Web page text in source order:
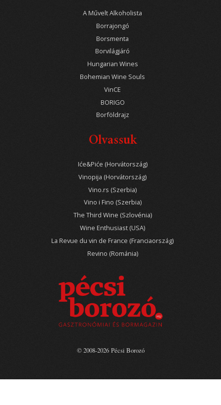
A Művelt Alkoholista
Borrajongó
Borsmenta
Borvilágjáró
Hungarian Wines
Bohemian Wine Souls
VinCE
BORIGO
Borföldrajz
Olvassuk
Iće&Piće (Horvátország)
Vinopija (Horvátország)
Vino.rs (Szerbia)
Vino i Fino (Szerbia)
The Third Wine (Szlovénia)
Wine Enthusiast (USA)
La Revue du vin de France (Franciaország)
Revino (Románia)
© 2008-2026 Pécsi Borozó